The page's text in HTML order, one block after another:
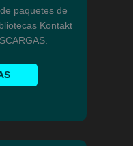
paquetes de
Kontakt